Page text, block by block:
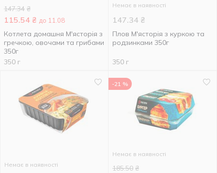
147.34 ₴
115.54 ₴ до 11.08
Котлета домашня М'ясторія з
гречкою, овочами та грибами
350г
350 г
Немає в наявності
147.34 ₴
Плов М'ясторія з куркою та
родзинками 350г
350 г
Немає в наявності
-21 %
Немає в наявності
185.50 ₴